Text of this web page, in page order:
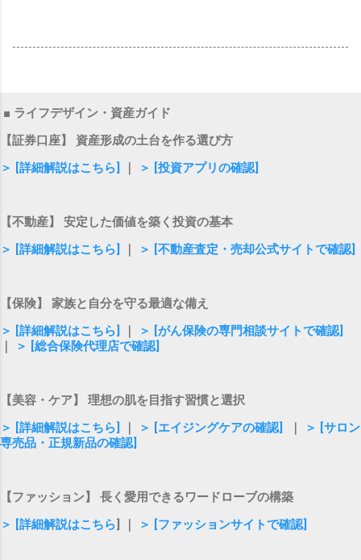
■ ライフデザイン・資産ガイド
【証券口座】 資産形成の土台を作る選び方
＞ [詳細解説はこちら]
＞ [投資アプリの確認]
【不動産】 安定した価値を築く投資の基本
＞ [詳細解説はこちら]
＞ [不動産査定・売却公式サイトで確認]
【保険】 家族と自分を守る最適な備え
＞ [詳細解説はこちら]
＞ [がん保険の専門相談サイトで確認]
＞ [総合保険代理店で確認]
【美容・ケア】 理想の肌を目指す習慣と選択
＞ [詳細解説はこちら]
＞ [エイジングケアの確認]
＞ [サロン
専売品・正規新品の確認]
【ファッション】 長く愛用できるワードローブの構築
＞ [詳細解説はこちら] ｜ ＞ [ファッションサイトで確認]